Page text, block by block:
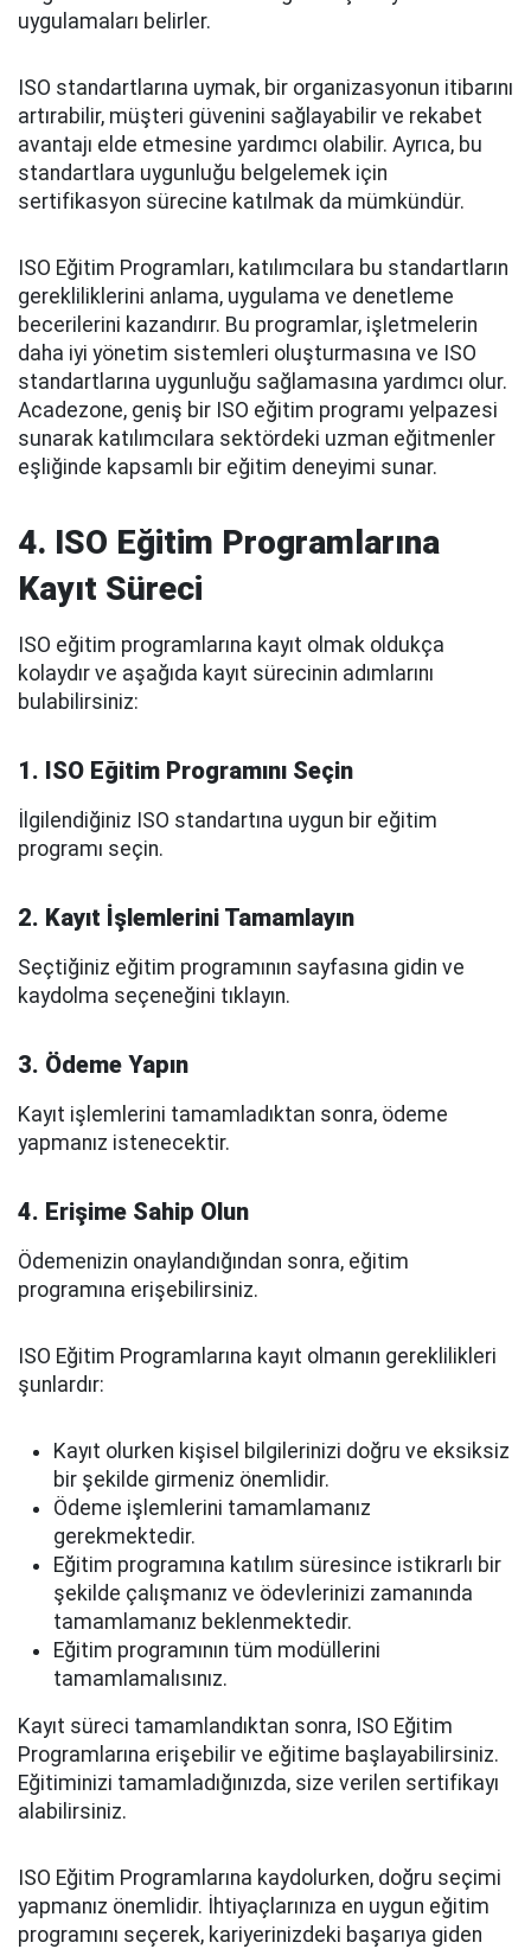
uygulamaları belirler.
ISO standartlarına uymak, bir organizasyonun itibarını
artırabilir, müşteri güvenini sağlayabilir ve rekabet
avantajı elde etmesine yardımcı olabilir. Ayrıca, bu
standartlara uygunluğu belgelemek için
sertifikasyon sürecine katılmak da mümkündür.
ISO Eğitim Programları, katılımcılara bu standartların
gerekliliklerini anlama, uygulama ve denetleme
becerilerini kazandırır. Bu programlar, işletmelerin
daha iyi yönetim sistemleri oluşturmasına ve ISO
standartlarına uygunluğu sağlamasına yardımcı olur.
Acadezone, geniş bir ISO eğitim programı yelpazesi
sunarak katılımcılara sektördeki uzman eğitmenler
eşliğinde kapsamlı bir eğitim deneyimi sunar.
4. ISO Eğitim Programlarına
Kayıt Süreci
ISO eğitim programlarına kayıt olmak oldukça
kolaydır ve aşağıda kayıt sürecinin adımlarını
bulabilirsiniz:
1. ISO Eğitim Programını Seçin
İlgilendiğiniz ISO standartına uygun bir eğitim
programı seçin.
2. Kayıt İşlemlerini Tamamlayın
Seçtiğiniz eğitim programının sayfasına gidin ve
kaydolma seçeneğini tıklayın.
3. Ödeme Yapın
Kayıt işlemlerini tamamladıktan sonra, ödeme
yapmanız istenecektir.
4. Erişime Sahip Olun
Ödemenizin onaylandığından sonra, eğitim
programına erişebilirsiniz.
ISO Eğitim Programlarına kayıt olmanın gereklilikleri
şunlardır:
Kayıt olurken kişisel bilgilerinizi doğru ve eksiksiz
bir şekilde girmeniz önemlidir.
Ödeme işlemlerini tamamlamanız
gerekmektedir.
Eğitim programına katılım süresince istikrarlı bir
şekilde çalışmanız ve ödevlerinizi zamanında
tamamlamanız beklenmektedir.
Eğitim programının tüm modüllerini
tamamlamalısınız.
Kayıt süreci tamamlandıktan sonra, ISO Eğitim
Programlarına erişebilir ve eğitime başlayabilirsiniz.
Eğitiminizi tamamladığınızda, size verilen sertifikayı
alabilirsiniz.
ISO Eğitim Programlarına kaydolurken, doğru seçimi
yapmanız önemlidir. İhtiyaçlarınıza en uygun eğitim
programını seçerek, kariyerinizdeki başarıya giden